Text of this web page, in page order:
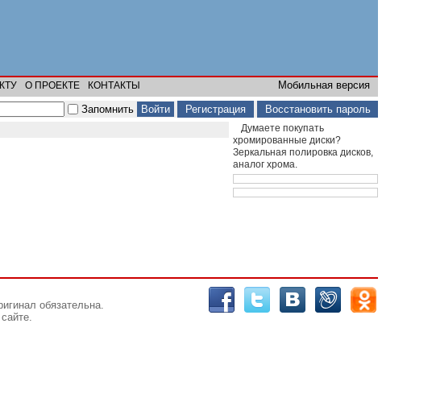
О ПРОЕКТЕ КОНТАКТЫ
Мобильная версия
Запомнить Регистрация Восстановить пароль
Думаете покупать
хромированные диски?
Зеркальная полировка дисков,
аналог хрома.
обязательна.